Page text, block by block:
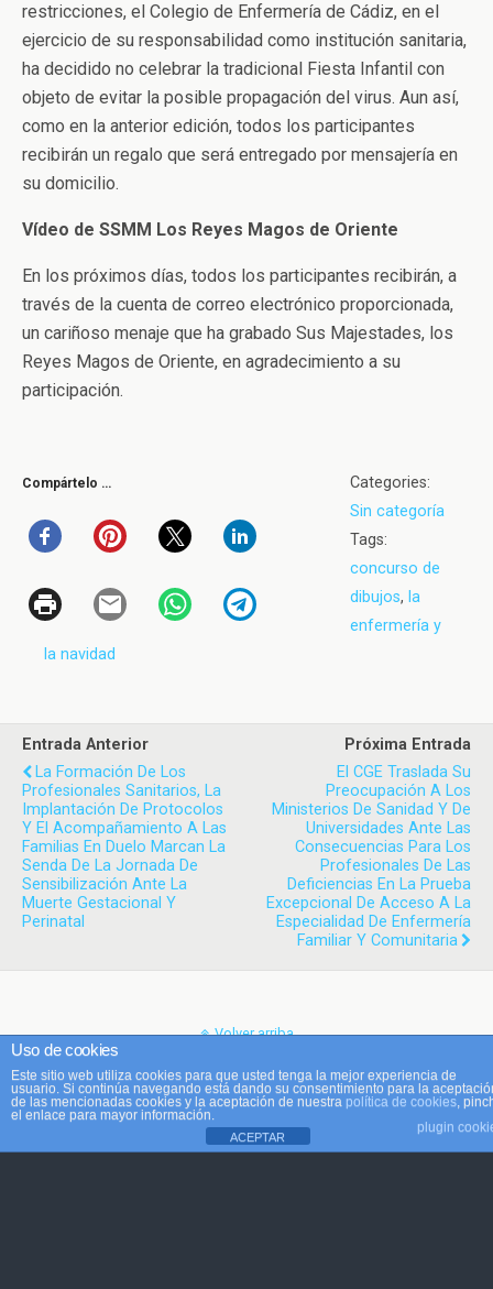
restricciones, el Colegio de Enfermería de Cádiz, en el
ejercicio de su responsabilidad como institución sanitaria,
ha decidido no celebrar la tradicional Fiesta Infantil con
objeto de evitar la posible propagación del virus. Aun así,
como en la anterior edición, todos los participantes
recibirán un regalo que será entregado por mensajería en
su domicilio.
Vídeo de SSMM Los Reyes Magos de Oriente
En los próximos días, todos los participantes recibirán, a
través de la cuenta de correo electrónico proporcionada,
un cariñoso menaje que ha grabado Sus Majestades, los
Reyes Magos de Oriente, en agradecimiento a su
participación.
Compártelo …
Categories:
Sin categoría
Tags:
concurso de
dibujos, la
enfermería y
la navidad
Entrada Anterior
La Formación De Los
Profesionales Sanitarios, La
Implantación De Protocolos
Y El Acompañamiento A Las
Familias En Duelo Marcan La
Senda De La Jornada De
Sensibilización Ante La
Muerte Gestacional Y
Perinatal
Próxima Entrada
El CGE Traslada Su
Preocupación A Los
Ministerios De Sanidad Y De
Universidades Ante Las
Consecuencias Para Los
Profesionales De Las
Deficiencias En La Prueba
Excepcional De Acceso A La
Especialidad De Enfermería
Familiar Y Comunitaria
Volver arriba
Móvil Escritorio
Uso de cookies
Este sitio web utiliza cookies para que usted tenga la mejor experiencia de
usuario. Si continúa navegando está dando su consentimiento para la
de las mencionadas cookies y la aceptación de nuestra política de cookies,
el enlace para mayor información.
plugin
ACEPTAR